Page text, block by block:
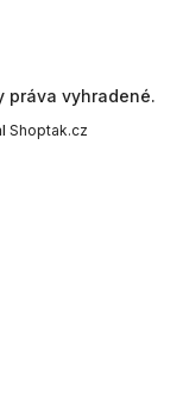
práva vyhradené.
Shoptak.cz